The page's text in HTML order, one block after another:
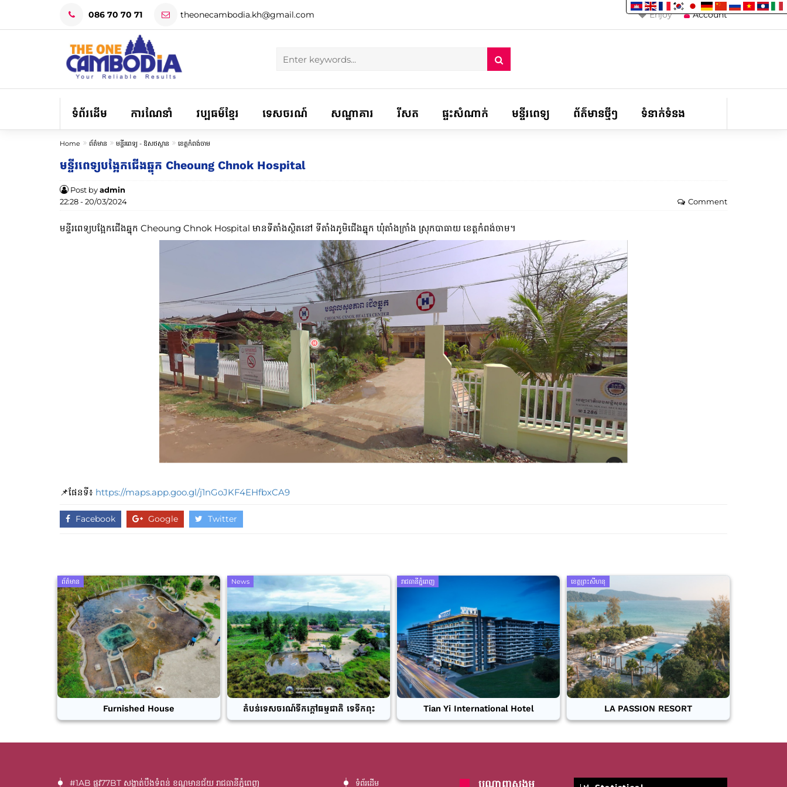
086 70 70 71 theonecambodia.kh@gmail.com Account
Enjoy
ទំព័រដើម ការណែនាំ វប្បធម៌ខ្មែរ ទេសចរណ៍ សណ្ឋាគារ រីសត ផ្ទះសំណាក់ មន្ទីរពេទ្យ ព័ត៌មានថ្មីៗ ទំនាក់ទំនង
Home ព័ត៌មាន មន្ទីរពេទ្យ -​ ឱសថស្ថាន ខេត្តកំពង់ចាម
មន្ទីរពេទ្យបង្អែកជើងឆ្នុក Cheoung Chnok Hospital
Post byadmin
22:28 - 20/03/2024
Comment
មន្ទីរពេទ្យបង្អែកជើងឆ្នុក​ Cheoung Chnok Hospital មានទីតាំងស្ថិតនៅ​ ទីតាំងភូមិជើងឆ្នុក ឃុំតាំងក្រាំង ស្រុកបាធាយ ខេត្តកំពង់ចាម។
📌ផែនទី៖ https://maps.app.goo.gl/j1nGoJKF4EHfbxCA9
Facebook Google Twitter
ព័ត៌មាន
Furnished House
News
តំបន់ទេសចរណ៍ទឹកក្តៅធម្មជាតិ ទេទឹកពុះ
រាជធានីភ្នំពេញ
Tian Yi International Hotel
ខេត្តព្រះសីហនុ
LA PASSION RESORT
#1AB ផ្លូវ77BT​ សង្កាត់បឹងទំពន់ ខណ្ឌមានជ័យ រាជធានីភ្នំពេញ ទំព័រដើម បណ្តាញសង្គម